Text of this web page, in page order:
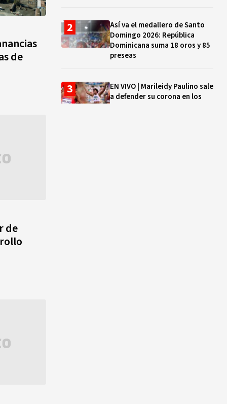
de
de
Así va el medallero de Santo
Domingo 2026: República
Dominicana suma 18 oros y 85
preseas
EN VIVO | Marileidy Paulino sale
a defender su corona en los